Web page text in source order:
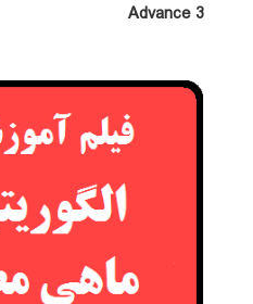
Advance 3